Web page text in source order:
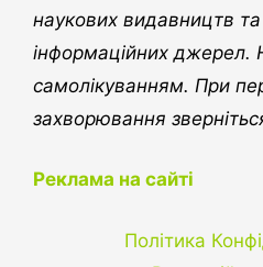
наукових видавництв
інформаційних джерел.
самолікуванням. При
захворювання
Реклама на сайті
Політика